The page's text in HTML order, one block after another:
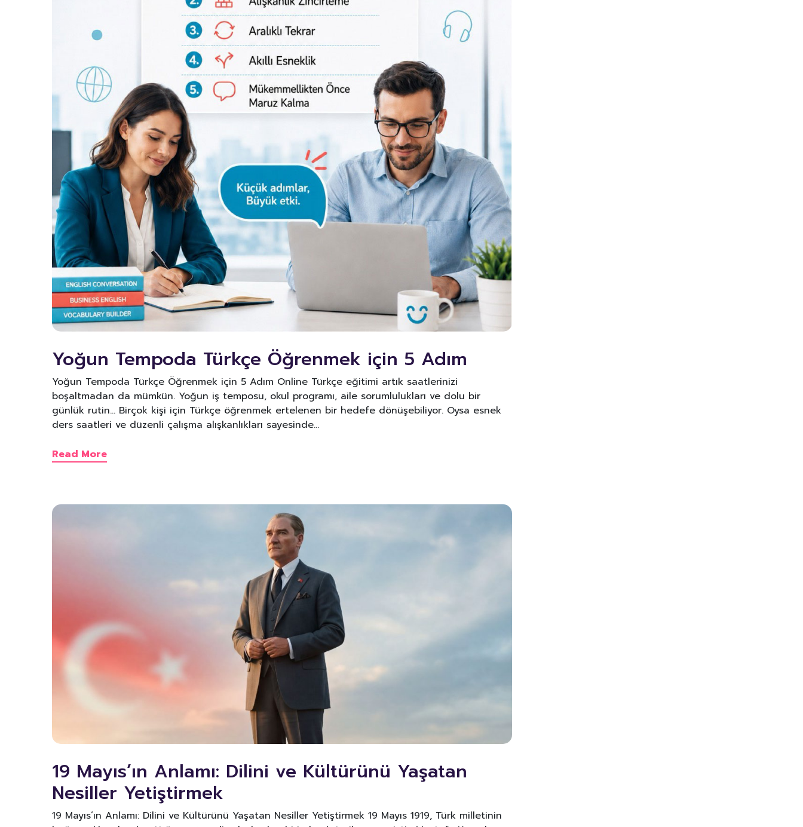
Yoğun Tempoda Türkçe Öğrenmek için 5 Adım
Yoğun Tempoda Türkçe Öğrenmek için 5 Adım Online Türkçe eğitimi artık saatlerinizi
boşaltmadan da mümkün. Yoğun iş temposu, okul programı, aile sorumlulukları ve dolu bir
günlük rutin… Birçok kişi için Türkçe öğrenmek ertelenen bir hedefe dönüşebiliyor. Oysa esnek
ders saatleri ve düzenli çalışma alışkanlıkları sayesinde…
Read More
19 Mayıs’ın Anlamı: Dilini ve Kültürünü Yaşatan
Nesiller Yetiştirmek
19 Mayıs’ın Anlamı: Dilini ve Kültürünü Yaşatan Nesiller Yetiştirmek 19 Mayıs 1919, Türk milletinin